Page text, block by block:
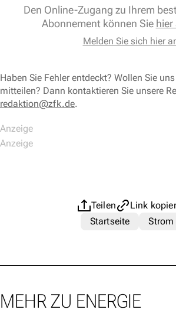
Den Online-Zugang zu Ihrem
Abonnement können Sie hier
Melden Sie sich hier
Haben Sie Fehler entdeckt? Wollen Sie
mitteilen? Dann kontaktieren Sie unsere
redaktion@zfk.de.
Teilen
Link
Startseite
Strom
MEHR ZU ENERGIE